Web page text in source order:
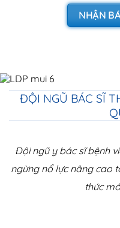
NHẬN
ĐỘI NGŨ BÁC SĨ
Đội ngũ y bác sĩ bệnh
ngừng nổ lực nâng cao
thức